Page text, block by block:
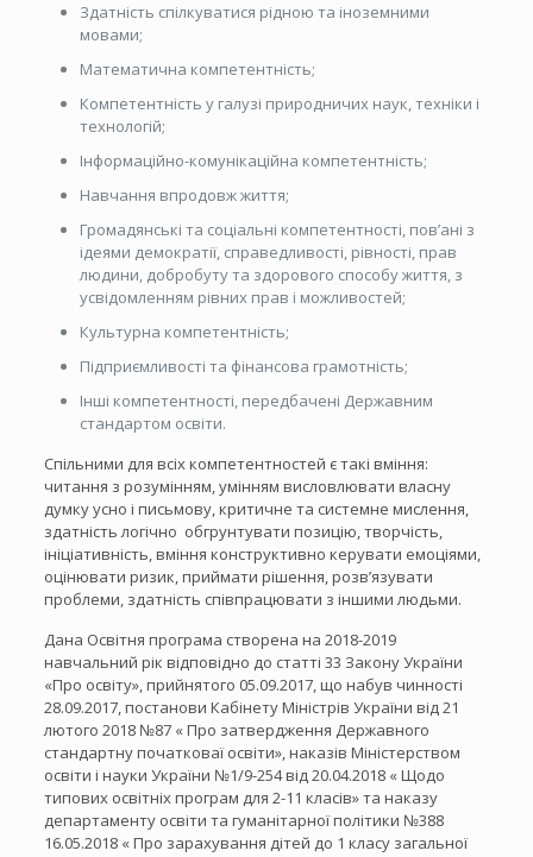
Здатність спілкуватися рідною та іноземними
мовами;
Математична компетентність;
Компетентність у галузі природничих наук, техніки і
технологій;
Інформаційно-комунікаційна компетентність;
Навчання впродовж життя;
Громадянські та соціальні компетентності, пов’ані з
ідеями демократії, справедливості, рівності, прав
людини, добробуту та здорового способу життя, з
усвідомленням рівних прав і можливостей;
Культурна компетентність;
Підприємливості та фінансова грамотність;
Інші компетентності, передбачені Державним
стандартом освіти.
Спільними для всіх компетентностей є такі вміння:
читання з розумінням, умінням висловлювати власну
думку усно і письмову, критичне та системне мислення,
здатність логічно обгрунтувати позицію, творчість,
ініціативність, вміння конструктивно керувати емоціями,
оцінювати ризик, приймати рішення, розв’язувати
проблеми, здатність співпрацювати з іншими людьми.
Дана Освітня програма створена на 2018-2019
навчальний рік відповідно до статті 33 Закону України
«Про освіту», прийнятого 05.09.2017, що набув чинності
28.09.2017, постанови Кабінету Міністрів України від 21
лютого 2018 №87 « Про затвердження Державного
стандартну початковаї освіти», наказів Міністерством
освіти і науки України №1/9-254 від 20.04.2018 « Щодо
типових освітніх програм для 2-11 класів» та наказу
департаменту освіти та гуманітарної політики №388
16.05.2018 « Про зарахування дітей до 1 класу загальної